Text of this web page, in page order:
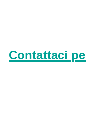
Contattaci